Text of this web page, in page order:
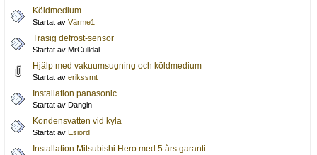
Köldmedium
Startat av Värme1
Trasig defrost-sensor
Startat av MrCulldal
Hjälp med vakuumsugning och köldmedium
Startat av erikssmt
Installation panasonic
Startat av Dangin
Kondensvatten vid kyla
Startat av Esiord
Installation Mitsubishi Hero med 5 års garanti